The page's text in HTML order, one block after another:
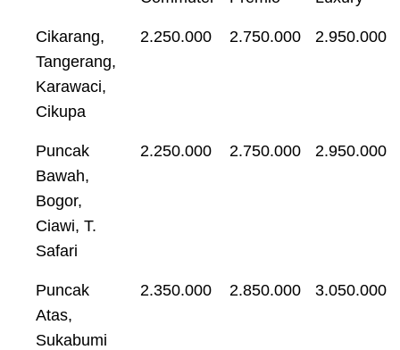
Cikarang,
Tangerang,
Karawaci,
Cikupa
2.250.000 2.750.000 2.950.000
Puncak
Bawah,
Bogor,
Ciawi, T.
Safari
2.250.000 2.750.000 2.950.000
Puncak
Atas,
Sukabumi
2.350.000 2.850.000 3.050.000